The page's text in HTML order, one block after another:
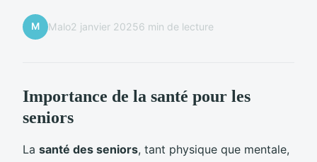
M Malo2 janvier 20256 min de lecture
Importance de la santé pour les
seniors
La santé des seniors, tant physique que mentale,